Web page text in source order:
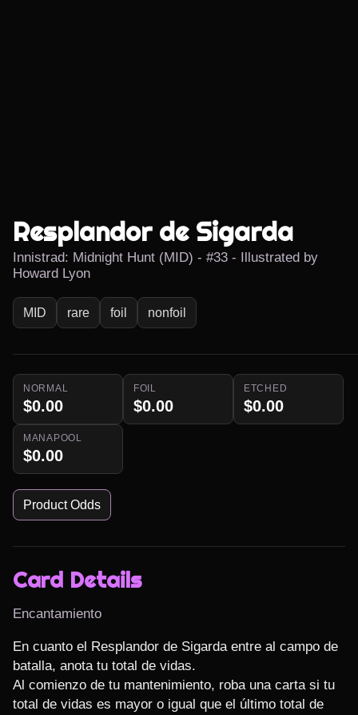
Resplandor de Sigarda
Innistrad: Midnight Hunt (MID) - #33 - Illustrated by
Howard Lyon
MID rare foil nonfoil
NORMAL
$0.00
FOIL
$0.00
ETCHED
$0.00
MANAPOOL
$0.00
Product Odds
Card Details
Encantamiento
En cuanto el Resplandor de Sigarda entre al campo de
batalla, anota tu total de vidas.
Al comienzo de tu mantenimiento, roba una carta si tu
total de vidas es mayor o igual que el último total de